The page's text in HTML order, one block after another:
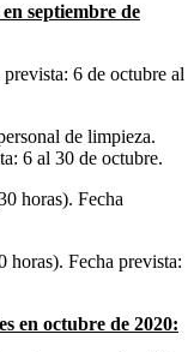
septiembre de
6 de octubre al
de limpieza.
6 al 30 de octubre.
horas). Fecha
horas). Fecha prevista:
en octubre de 2020: